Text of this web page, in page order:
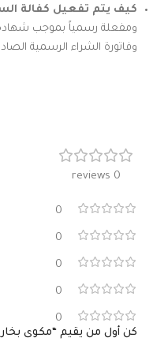
كيف يتم تفعيل كفالة
ومفعلة رسمياً بموجب شهادة
وفاتورة الشراء الرسمية
0 reviews
0
0
0
0
0
كن أول من يقيم “مكوى بخار